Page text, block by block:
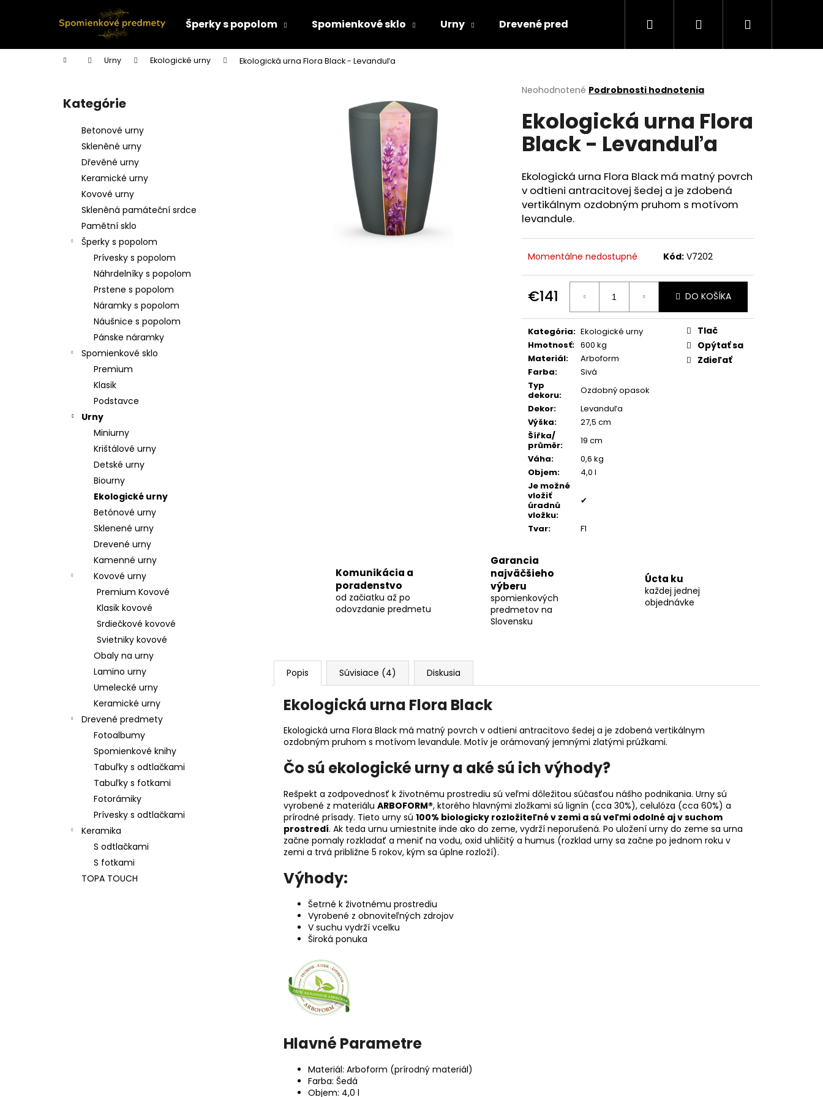
Šperky s popolom Spomienkové sklo Urny Drevené predmety Keramika Ako objednať
Hľadať PrihlásenieNákupný
Domov Urny Ekologické urny Ekologická urna Flora Black - Levanduľa
Preskočiť
kategórie
Kategórie
Betonové urny
Skleněné urny
Dřevěné urny
Keramické urny
Kovové urny
Skleněná památeční srdce
Pamětní sklo
Šperky s popolom
Prívesky s popolom
Náhrdelníky s popolom
Prstene s popolom
Náramky s popolom
Náušnice s popolom
Pánske náramky
Spomienkové sklo
Premium
Klasik
Podstavce
Urny
Miniurny
Krištálové urny
Detské urny
Biourny
Ekologické urny
Betónové urny
Sklenené urny
Drevené urny
Kamenné urny
Kovové urny
Premium Kovové
Klasik kovové
Srdiečkové kovové
Svietniky kovové
Obaly na urny
Lamino urny
Umelecké urny
Keramické urny
Drevené predmety
Fotoalbumy
Spomienkové knihy
Tabuľky s odtlačkami
Tabuľky s fotkami
Fotorámiky
Prívesky s odtlačkami
Keramika
S odtlačkami
S fotkami
TOPA TOUCH
Priemerné
produktu
je
0,0
hviezdičiek.
Neohodnotené Podrobnosti hodnotenia
Ekologická urna Flora
Black - Levanduľa
Ekologická urna Flora Black má matný povrch
v odtieni antracitovej šedej a je zdobená
vertikálnym ozdobným pruhom s motívom
levandule.
Momentálne nedostupné Kód: V7202
€141
Jednotková
cena:
DO KOŠÍKA
Kategória: Ekologické urny
Hmotnosť: 600 kg
Materiál:
Arboform
Farba:
Sivá
Typ
dekoru:
Ozdobný opasok
Dekor:
Levanduľa
Výška:
27,5 cm
Šířka/
průměr:
19 cm
Váha:
0,6 kg
Objem:
4,0 l
Je možné
vložiť
úradnú
vložku:
✔
Tvar: F1
Tlač
Opýtať sa
Zdieľať
Komunikácia a
poradenstvo
od začiatku až po
odovzdanie predmetu
Garancia
najväčšieho
výberu
spomienkových
predmetov na
Slovensku
Úcta ku
každej jednej
objednávke
Popis Súvisiace (4) Diskusia
Ekologická urna Flora Black
Ekologická urna Flora Black má matný povrch v odtieni antracitovo šedej a je zdobená vertikálnym
ozdobným pruhom s motívom levandule. Motív je orámovaný jemnými zlatými prúžkami.
Čo sú ekologické urny a aké sú ich výhody?
Rešpekt a zodpovednosť k životnému prostrediu sú veľmi dôležitou súčasťou nášho podnikania. Urny sú
vyrobené z materiálu ARBOFORM®, ktorého hlavnými zložkami sú lignín (cca 30%), celulóza (cca 60%) a
prírodné prísady. Tieto urny sú 100% biologicky rozložiteľné v zemi a sú veľmi odolné aj v suchom
prostredí. Ak teda urnu umiestnite inde ako do zeme, vydrží neporušená. Po uložení urny do zeme sa urna
začne pomaly rozkladať a meniť na vodu, oxid uhličitý a humus (rozklad urny sa začne po jednom roku v
zemi a trvá približne 5 rokov, kým sa úplne rozloží).
Výhody:
Šetrné k životnému prostrediu
Vyrobené z obnoviteľných zdrojov
V suchu vydrží vcelku
Široká ponuka
Hlavné Parametre
Materiál: Arboform (prírodný materiál)
Farba: Šedá
Objem: 4,0 l
í
Späť
do
Späť
do
Čo potrebujete nájsť?
Odporúčame
POZLÁTENÝ PRSTEŇ PERLEŤ
POZLÁTENÝ PRSTEŇ MODRÝ ACHÁT